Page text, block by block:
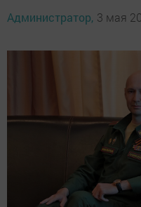
Администратор, 3 мая